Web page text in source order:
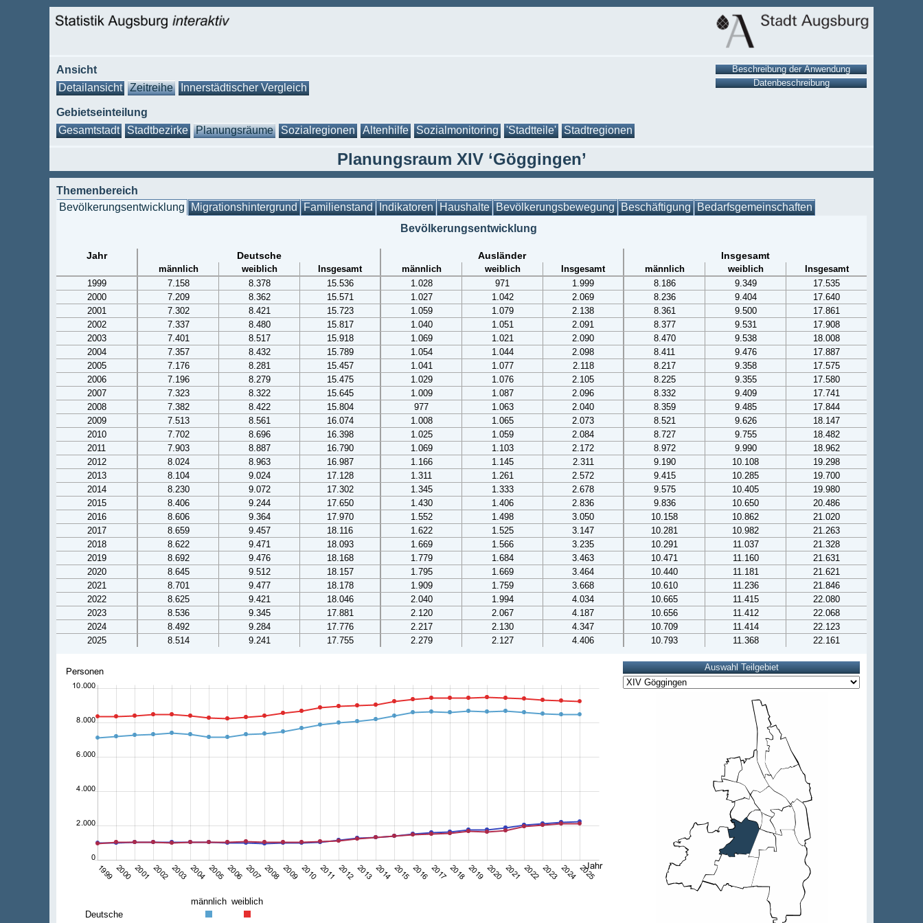
Ansicht
Detailansicht
Zeitreihe Innerstädtischer Vergleich
Gebietseinteilung
Gesamtstadt
Stadtbezirke Planungsräume Sozialregionen Altenhilfe Sozialmonitoring 'Stadtteile' Stadtregionen
Planungsraum XIV ‘Göggingen’
Themenbereich
Bevölkerungsentwicklung Migrationshintergrund Familienstand Indikatoren Haushalte Bevölkerungsbewegung Beschäftigung Bedarfsgemeinschaften
Bevölkerungsentwicklung
Jahr Deutsche Ausländer Insgesamt
männlich weiblich Insgesamt männlich weiblich Insgesamt männlich weiblich
Insgesamt
1999
7.158 8.378 15.536 1.028 971 1.999 8.186 9.349
17.535
2000
7.209 8.362 15.571 1.027 1.042 2.069 8.236 9.404
17.640
2001
7.302 8.421 15.723 1.059 1.079 2.138 8.361 9.500
17.861
2002
7.337 8.480 15.817 1.040 1.051 2.091 8.377 9.531
17.908
2003
7.401 8.517 15.918 1.069 1.021 2.090 8.470 9.538
18.008
2004
7.357 8.432 15.789 1.054 1.044 2.098 8.411 9.476
17.887
2005
7.176 8.281 15.457 1.041 1.077 2.118 8.217 9.358
17.575
2006
7.196 8.279 15.475 1.029 1.076 2.105 8.225 9.355
17.580
2007
7.323 8.322 15.645 1.009 1.087 2.096 8.332 9.409
17.741
2008
7.382 8.422 15.804 977 1.063 2.040 8.359 9.485
17.844
2009
7.513 8.561 16.074 1.008 1.065 2.073 8.521 9.626
18.147
2010
7.702 8.696 16.398 1.025 1.059 2.084 8.727 9.755
18.482
2011
7.903 8.887 16.790 1.069 1.103 2.172 8.972 9.990
18.962
2012
8.024 8.963 16.987 1.166 1.145 2.311 9.190 10.108
19.298
2013
8.104 9.024 17.128 1.311 1.261 2.572 9.415 10.285
19.700
2014
8.230 9.072 17.302 1.345 1.333 2.678 9.575 10.405
19.980
2015
8.406 9.244 17.650 1.430 1.406 2.836 9.836 10.650
20.486
2016
8.606 9.364 17.970 1.552 1.498 3.050 10.158 10.862
21.020
2017
8.659 9.457 18.116 1.622 1.525 3.147 10.281 10.982
21.263
2018
8.622 9.471 18.093 1.669 1.566 3.235 10.291 11.037
21.328
2019
8.692 9.476 18.168 1.779 1.684 3.463 10.471 11.160
21.631
2020
8.645 9.512 18.157 1.795 1.669 3.464 10.440 11.181
21.621
2021
8.701 9.477 18.178 1.909 1.759 3.668 10.610 11.236
21.846
2022
8.625 9.421 18.046 2.040 1.994 4.034 10.665 11.415
22.080
2023
8.536 9.345 17.881 2.120 2.067 4.187 10.656 11.412
22.068
2024
8.492 9.284 17.776 2.217 2.130 4.347 10.709 11.414
22.123
2025
8.514 9.241 17.755 2.279 2.127 4.406 10.793 11.368 22.161
männlich weiblich
Deutsche